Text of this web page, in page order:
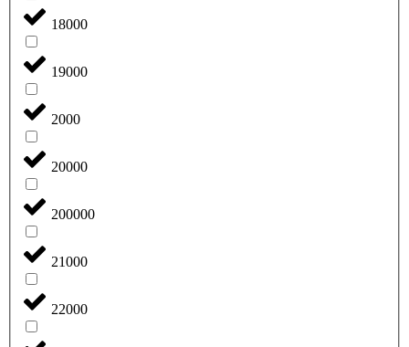
18000
19000
2000
20000
200000
21000
22000